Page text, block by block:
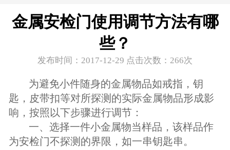
金属安检门使用调节方法有哪
些？
发布时间：2017-12-29 点击次数： 266次
为避免小件随身的金属物品如戒指，钥
匙，皮带扣等对所探测的实际金属物品形成影
响，按照以下步骤进行调节：
一、选择一件小金属物当样品，该样品作
为安检门不探测的界限，如一串钥匙串。